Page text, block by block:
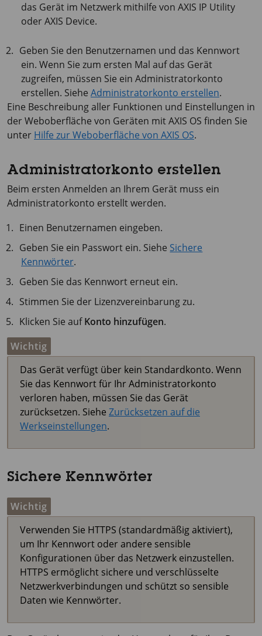
das Gerät im Netzwerk mithilfe von AXIS IP Utility
oderAXIS Device.
Geben Sie den Benutzernamen und das Kennwort
ein. Wenn Sie zum ersten Mal auf das Gerät
zugreifen, müssen Sie ein Administratorkonto
erstellen. Siehe Administratorkonto erstellen.
Eine Beschreibung aller Funktionen und Einstellungen in
der Weboberfläche von Geräten mitAXIS OS finden Sie
unter Hilfe zur Weboberfläche von AXIS OS.
Administratorkonto erstellen
Beim ersten Anmelden an Ihrem Gerät muss ein
Administratorkonto erstellt werden.
Einen Benutzernamen eingeben.
Geben Sie ein Passwort ein. Siehe Sichere
Kennwörter.
Geben Sie das Kennwort erneut ein.
Stimmen Sie der Lizenzvereinbarung zu.
Klicken Sie aufKonto hinzufügen.
Wichtig
Das Gerät verfügt über kein Standardkonto. Wenn
Sie das Kennwort für Ihr Administratorkonto
verloren haben, müssen Sie das Gerät
zurücksetzen. Siehe Zurücksetzen auf die
Werkseinstellungen.
Sichere Kennwörter
Wichtig
Verwenden Sie HTTPS (standardmäßig aktiviert),
um Ihr Kennwort oder andere sensible
Konfigurationen über das Netzwerk einzustellen.
HTTPS ermöglicht sichere und verschlüsselte
Netzwerkverbindungen und schützt so sensible
Daten wie Kennwörter.